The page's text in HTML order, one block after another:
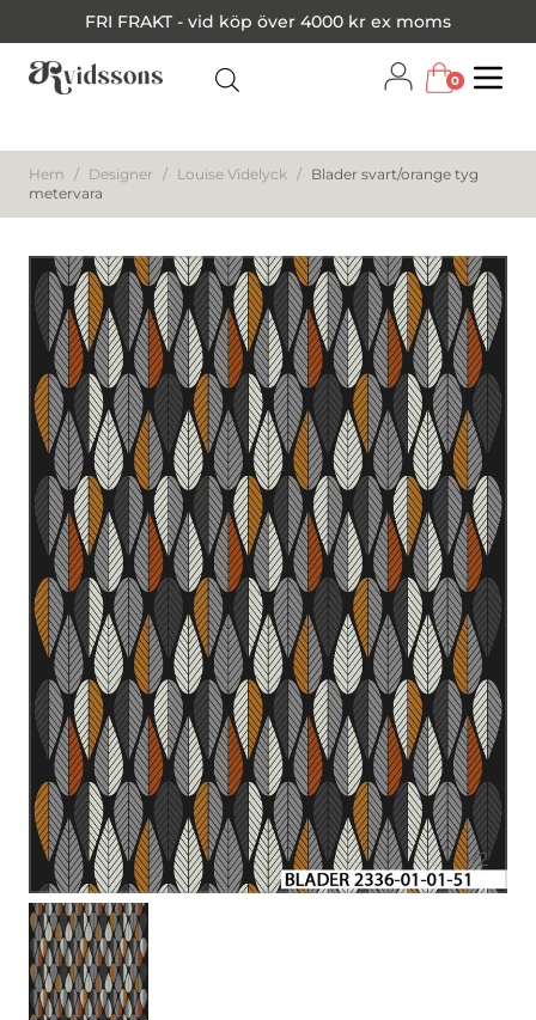
FRI FRAKT - vid köp över 4000 kr ex moms
0
Hem / Designer / Louise Videlyck / Blader svart/orange tyg
metervara
1/2